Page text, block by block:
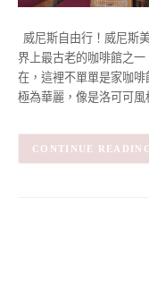
威尼斯自由行！威尼斯
界上最古老的咖啡館之
在，這裡不單單是家咖
極為華麗，像是洛可可風
CONTINUE